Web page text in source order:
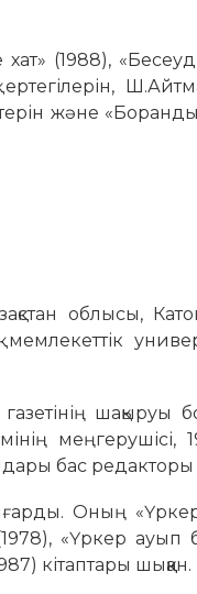
(1988),
және
облысы,
шақыруы
меңгерушісі,
бас
Оның
«Үркер ауып
кітаптары шыққан.